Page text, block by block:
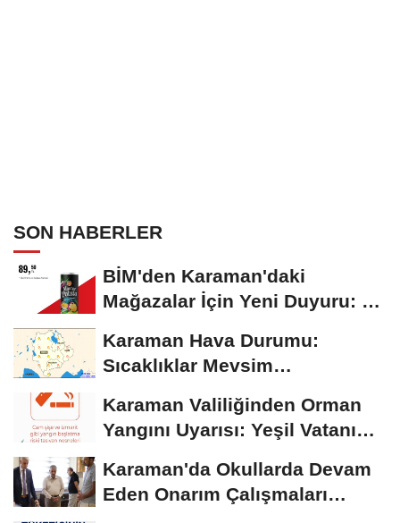
SON HABERLER
BİM'den Karaman'daki
Mağazalar İçin Yeni Duyuru: 11
Karaman Hava Durumu:
Sıcaklıklar Mevsim
Seyrediyor
Karaman Valiliğinden Orman
Yangını Uyarısı: Yeşil Vatanı
Karaman'da Okullarda Devam
Eden Onarım Çalışmaları